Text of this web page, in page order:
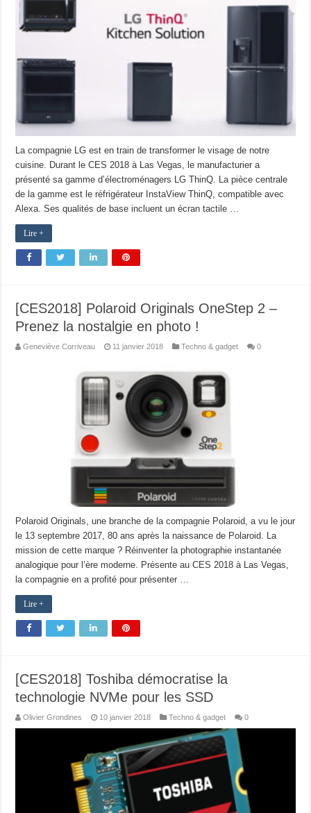
La compagnie LG est en train de transformer le visage de notre
cuisine. Durant le CES 2018 à Las Vegas, le manufacturier a
présenté sa gamme d’électroménagers LG ThinQ. La pièce centrale
de la gamme est le réfrigérateur InstaView ThinQ, compatible avec
Alexa. Ses qualités de base incluent un écran tactile …
Lire +
[CES2018] Polaroid Originals OneStep 2 –
Prenez la nostalgie en photo !
Geneviève Corriveau 11 janvier 2018 Techno & gadget 0
Polaroid Originals, une branche de la compagnie Polaroid, a vu le jour
le 13 septembre 2017, 80 ans après la naissance de Polaroid. La
mission de cette marque ? Réinventer la photographie instantanée
analogique pour l’ère moderne. Présente au CES 2018 à Las Vegas,
la compagnie en a profité pour présenter …
Lire +
[CES2018] Toshiba démocratise la
technologie NVMe pour les SSD
Olivier Grondines 10 janvier 2018 Techno & gadget 0